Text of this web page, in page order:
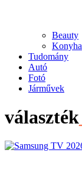
Beauty
Konyha
Tudomány
Autó
Fotó
Járművek
választék